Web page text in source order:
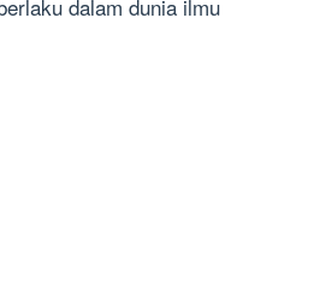
dalam dunia ilmu